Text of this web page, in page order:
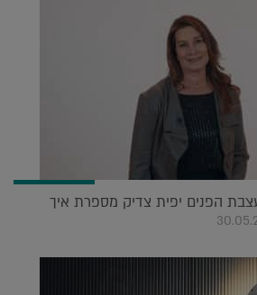
הפנים יפית צדיק מספרת איך